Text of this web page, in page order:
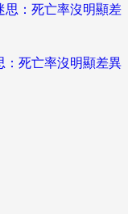
死亡率沒明顯差異